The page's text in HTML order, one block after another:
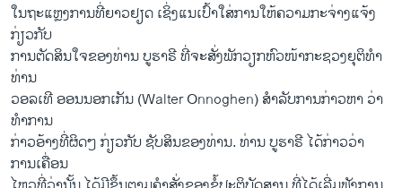
ໃນ​ຖະ​ແຫຼງ​ການ​ທີ່​ຍາວຢຽດ ເຊິ່ງ​ແນ​ເປົ້າ​ໃສ່​ການ​ໃຫ້​ຄວາມ​ກະ​ຈ່າງ​ແຈ້ງ
ກ່ຽວ​ກັບ
ການຕັດສິນໃຈຂອງທ່ານ ບູຮາຣີ ທີ່ຈະສັ່ງພັກວຽກຫົວໜ້າກະຊວງຍຸຕິທຳ
ທ່ານ
ວອລເທີ ອອນນອກເກັນ (Walter Onnoghen) ສຳລັບການກ່າວຫາ ວ່າ
ທຳການ
ກ່າວອ້າງທີ່ຜິດໆ ກ່ຽວກັບ ຊັບສິນຂອງທ່ານ. ທ່ານ ບູຮາຣີ ໄດ້ກ່າວວ່າ
ການເຄື່ອນ